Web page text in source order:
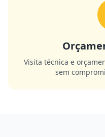
Visita técnica e
sem